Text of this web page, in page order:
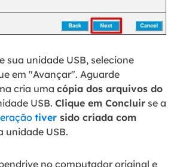
sua unidade USB, selecione
em "Avançar". Aguarde
cria uma cópia dos arquivos do
USB. Clique em Concluirse a
tiversido criada com
unidade USB.
no computador original e